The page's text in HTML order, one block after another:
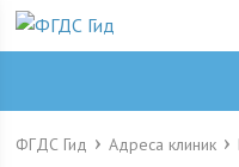
ФГДС Гид Адреса клиник